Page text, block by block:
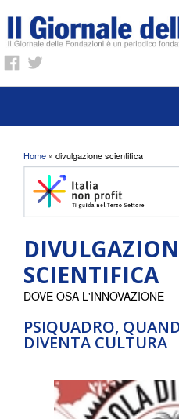
Tu sei qui
Home » divulgazione scientifica
SCIENTIFICA
PSIQUADRO,
DIVENTA CULTURA
DOVE OSA L'INNOVAZIONE